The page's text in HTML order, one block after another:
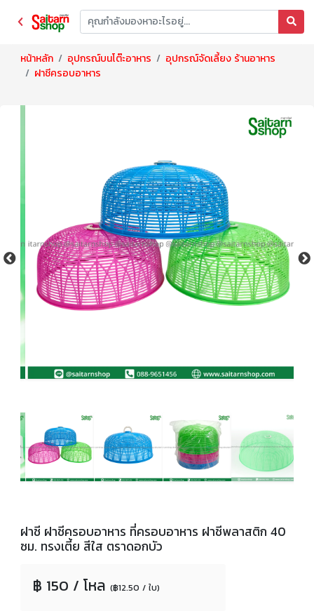
หน้าหลัก อุปกรณ์บนโต๊ะอาหาร
อุปกรณ์จัดเลี้ยง ร้านอาหาร
ฝาชีครอบอาหาร
ฝาชี ฝาชีครอบอาหาร ที่ครอบอาหาร ฝาชีพลาสติก 40
ซม. ทรงเตี้ย สีใส ตราดอกบัว
฿ 150 / โหล (฿12.50 / ใบ)